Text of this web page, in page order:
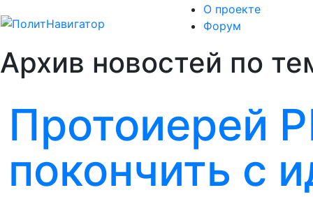
О проекте
Форум
Архив новостей по
Протоиерей
покончить с